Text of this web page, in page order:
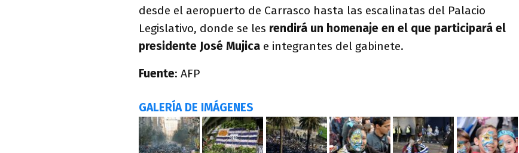
desde el aeropuerto de Carrasco hasta las escalinatas del Palacio
Legislativo, donde se les rendirá un homenaje en el que participará el
presidente José Mujica e integrantes del gabinete.
Fuente: AFP
GALERÍA DE IMÁGENES